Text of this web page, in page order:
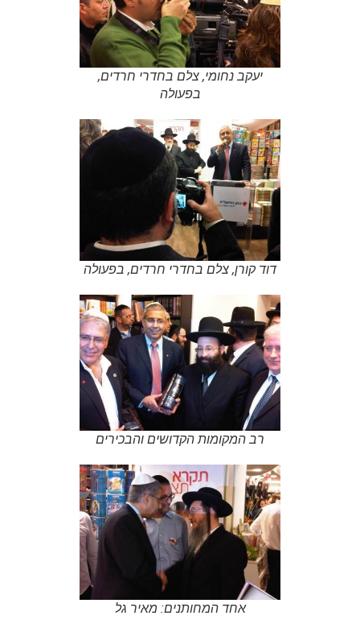
יעקב נחומי, צלם בחדרי חרדים,
בפעולה
דוד קורן, צלם בחדרי חרדים, בפעולה
רב המקומות הקדושים והבכירים
אחד המחותנים: מאיר גל